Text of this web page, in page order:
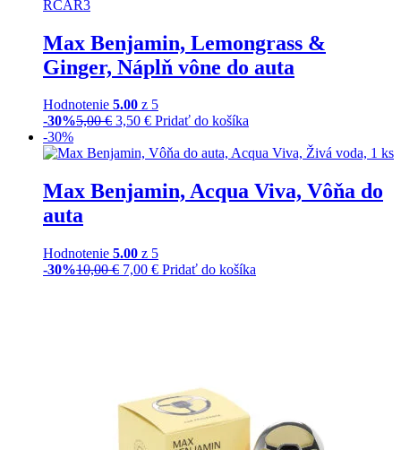
Max Benjamin, Lemongrass &
Ginger, Náplň vône do auta
Hodnotenie 5.00 z 5
-30%5,00€ 3,50 € Pridať do košíka
-30%
Max Benjamin, Acqua Viva, Vôňa do
auta
Hodnotenie 5.00 z 5
-30%10,00€ 7,00 € Pridať do košíka